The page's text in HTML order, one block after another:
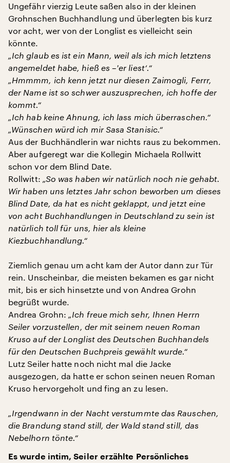
Ungefähr vierzig Leute saßen also in der kleinen
Grohnschen Buchhandlung und überlegten bis kurz
vor acht, wer von der Longlist es vielleicht sein
könnte.
„Ich glaub es ist ein Mann, weil als ich mich letztens
angemeldet habe, hieß es –'er liest‘.“
„Hmmmm, ich kenn jetzt nur diesen Zaimogli, Ferrr,
der Name ist so schwer auszusprechen, ich hoffe der
kommt.“
„Ich hab keine Ahnung, ich lass mich überraschen.“
„Wünschen würd ich mir Sasa Stanisic.“
Aus der Buchhändlerin war nichts raus zu bekommen.
Aber aufgeregt war die Kollegin Michaela Rollwitt
schon vor dem Blind Date.
Rollwitt: „So was haben wir natürlich noch nie gehabt.
Wir haben uns letztes Jahr schon beworben um dieses
Blind Date, da hat es nicht geklappt, und jetzt eine
von acht Buchhandlungen in Deutschland zu sein ist
natürlich toll für uns, hier als kleine
Kiezbuchhandlung.“
Ziemlich genau um acht kam der Autor dann zur Tür
rein. Unscheinbar, die meisten bekamen es gar nicht
mit, bis er sich hinsetzte und von Andrea Grohn
begrüßt wurde.
Andrea Grohn: „Ich freue mich sehr, Ihnen Herrn
Seiler vorzustellen, der mit seinem neuen Roman
Kruso auf der Longlist des Deutschen Buchhandels
für den Deutschen Buchpreis gewählt wurde.“
Lutz Seiler hatte noch nicht mal die Jacke
ausgezogen, da hatte er schon seinen neuen Roman
Kruso hervorgeholt und fing an zu lesen.
„Irgendwann in der Nacht verstummte das Rauschen,
die Brandung stand still, der Wald stand still, das
Nebelhorn tönte.“
Es wurde intim, Seiler erzählte Persönliches